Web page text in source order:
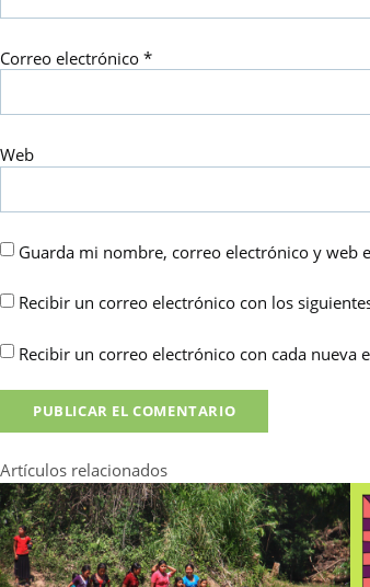
Correo electrónico *
Web
Guarda mi nombre, correo electrónico y web
Recibir un correo electrónico con los
Recibir un correo electrónico con cada nueva
Artículos relacionados